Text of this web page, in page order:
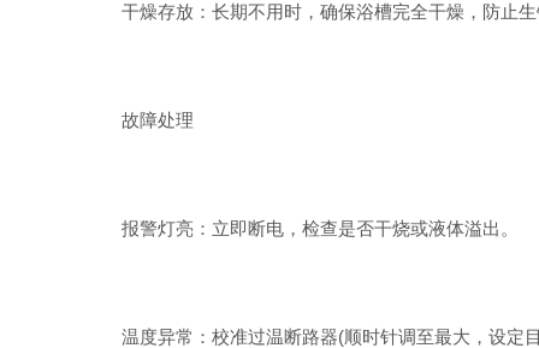
干燥存放：长期不用时，确保浴槽完全干燥，防止生
故障处理
报警灯亮：立即断电，检查是否干烧或液体溢出。
温度异常：校准过温断路器(顺时针调至最大，设定